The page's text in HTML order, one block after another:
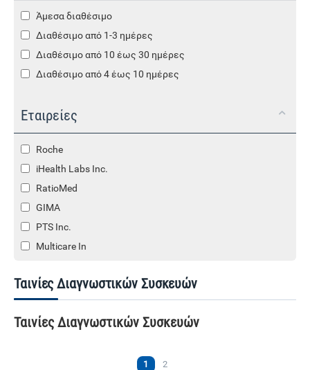
Άμεσα διαθέσιμο
Διαθέσιμο από 1-3 ημέρες
Διαθέσιμο από 10 έως 30 ημέρες
Διαθέσιμο από 4 έως 10 ημέρες
Εταιρείες
Roche
iHealth Labs Inc.
RatioMed
GIMA
PTS Inc.
Multicare In
Ταινίες Διαγνωστικών Συσκευών
Ταινίες Διαγνωστικών Συσκευών
1 2